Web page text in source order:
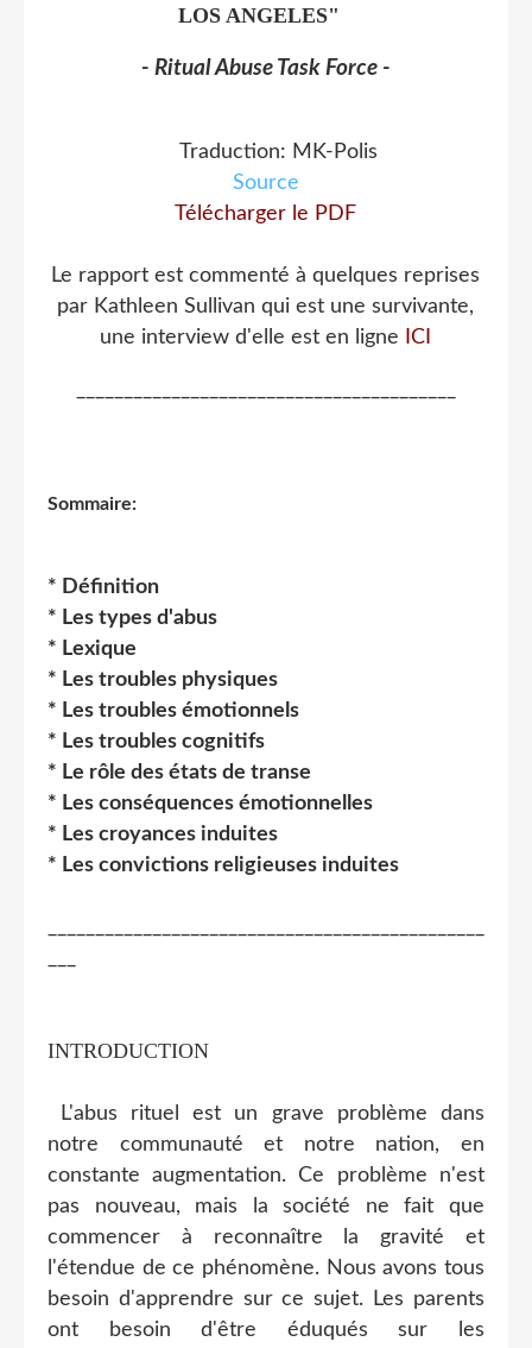
LOS ANGELES"
- Ritual Abuse Task Force -
Traduction: MK-Polis
Source
Télécharger le PDF
Le rapport est commenté à quelques reprises
par Kathleen Sullivan qui est une survivante,
une interview d'elle est en ligne
ICI
Sommaire:
* Définition
* Les types d'abus
* Lexique
* Les troubles physiques
* Les troubles émotionnels
* Les troubles cognitifs
* Le rôle des états de transe
* Les conséquences émotionnelles
* Les croyances induites
* Les convictions religieuses induites
INTRODUCTION
L'abus rituel est un grave problème dans
notre communauté et notre nation, en
constante augmentation. Ce problème n'est
pas nouveau, mais la société ne fait que
commencer à reconnaître la gravité et
l'étendue de ce phénomène. Nous avons tous
besoin d'apprendre sur ce sujet. Les parents
ont besoin d'être éduqués sur les